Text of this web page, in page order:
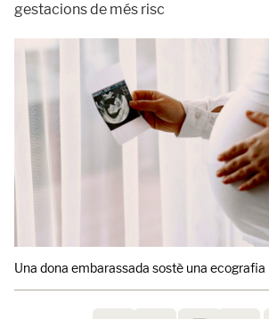
gestacions de més risc
Una dona embarassada sostè una ecografia